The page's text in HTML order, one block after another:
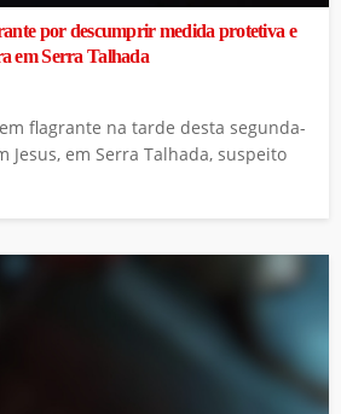
por descumprir medida protetiva e
em Serra Talhada
flagrante na tarde desta segunda-
Jesus, em Serra Talhada, suspeito